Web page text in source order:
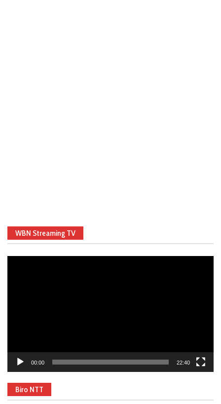
WBN Streaming TV
00:00 22:40
Biro NTT